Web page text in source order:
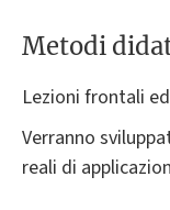
Metodi
Lezioni frontali
Verranno
reali di